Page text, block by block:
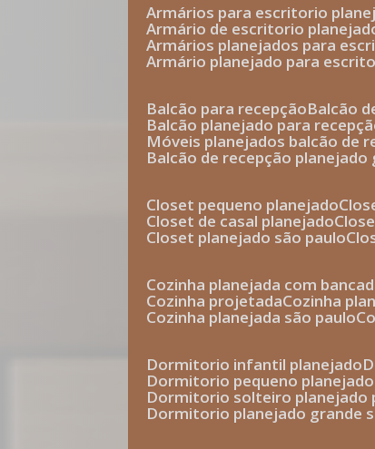
armários para escritorio
armário de escritorio
armários planejados para
armário planejado para
balcão para recepção
balcão
balcão planejado para
móveis planejados balcão de
balcão de recepção
closet pequeno planejado
closet de casal planejado
closet planejado são paulo
cozinha planejada com
cozinha projetada cozinha
cozinha planejada são paulo
dormitorio infantil planejado
dormitorio pequeno planejado
dormitorio solteiro planejado
dormitorio planejado grande